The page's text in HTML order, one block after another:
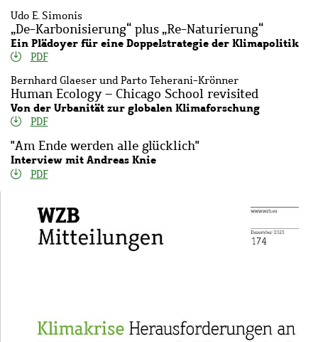
Udo E. Simonis
„De-Karbonisierung“ plus „Re-Naturierung“
Ein Plädoyer für eine Doppelstrategie der Klimapolitik
PDF
Bernhard Glaeser und Parto Teherani-Krönner
Human Ecology – Chicago School revisited
Von der Urbanität zur globalen Klimaforschung
PDF
"Am Ende werden alle glücklich"
Interview mit Andreas Knie
PDF